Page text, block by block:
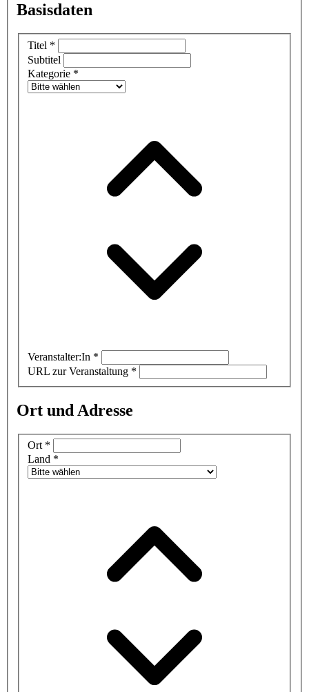
Basisdaten
Titel *
Subtitel
Kategorie *
Veranstalter:In *
URL zur Veranstaltung *
Ort und Adresse
Ort *
Land *